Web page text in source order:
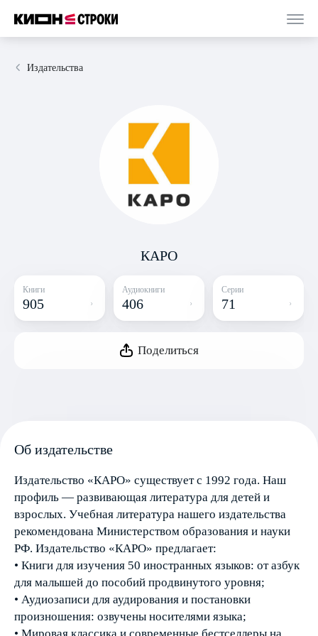
Издательства
КАРО
Книги
905
Аудиокниги
406
Серии
71
Поделиться
Об издательстве
Издательство «КАРО» существует с 1992 года. Наш
профиль — развивающая литература для детей и
взрослых. Учебная литература нашего издательства
рекомендована Министерством образования и науки
РФ. Издательство «КАРО» предлагает:
• Книги для изучения 50 иностранных языков: от азбук
для малышей до пособий продвинутого уровня;
• Аудиозаписи для аудирования и постановки
произношения: озвучены носителями языка;